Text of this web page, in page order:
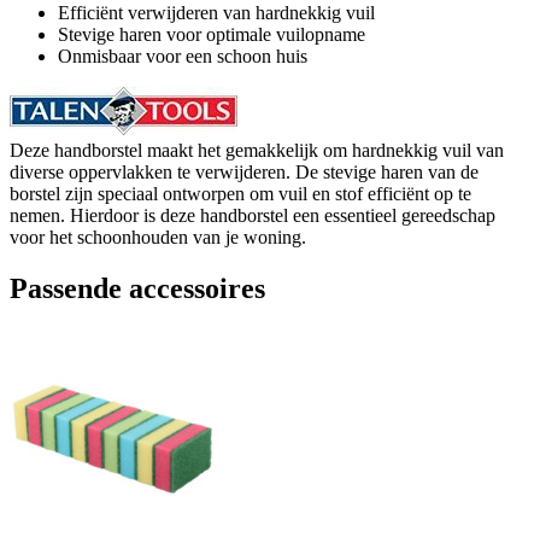
Efficiënt verwijderen van hardnekkig vuil
Stevige haren voor optimale vuilopname
Onmisbaar voor een schoon huis
Deze handborstel maakt het gemakkelijk om hardnekkig vuil van
diverse oppervlakken te verwijderen. De stevige haren van de
borstel zijn speciaal ontworpen om vuil en stof efficiënt op te
nemen. Hierdoor is deze handborstel een essentieel gereedschap
voor het schoonhouden van je woning.
Passende accessoires